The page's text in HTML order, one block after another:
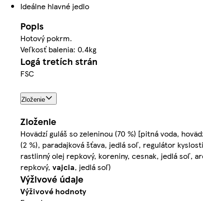
Ideálne hlavné jedlo
Popis
Hotový pokrm.
Veľkosť balenia: 0.4kg
Logá tretích strán
FSC
Zloženie
Zloženie
Hovädzí guláš so zeleninou (70 %) [pitná voda,
(2 %), paradajková šťava, jedlá soľ, regulátor
rastlinný olej repkový, koreniny, cesnak, jedlá soľ,
repkový, vajcia, jedlá soľ)
Výživové údaje
Výživové hodnoty